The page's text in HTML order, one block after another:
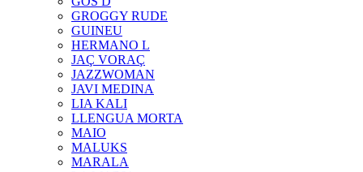
GROGGY RUDE
GUINEU
HERMANO L
JAÇ VORAÇ
JAZZWOMAN
JAVI MEDINA
LIA KALI
LLENGUA MORTA
MAIO
MALUKS
MARALA